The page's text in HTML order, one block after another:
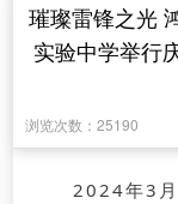
璀璨雷锋之光
实验中学举行
浏览次数：25190
2024年3